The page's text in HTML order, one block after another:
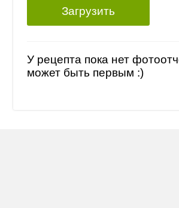
Загрузить
У рецепта пока нет
может быть первым :)